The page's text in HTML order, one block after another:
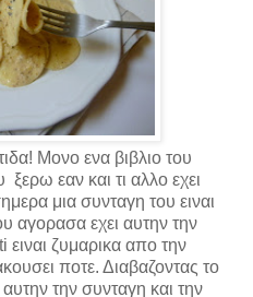
Μονο ενα βιβλιο του
ξερω εαν και τι αλλο εχει
μια συνταγη του ειναι
αγορασα εχει αυτην την
ειναι ζυμαρικα απο την
ποτε. Διαβαζοντας το
την συνταγη και την